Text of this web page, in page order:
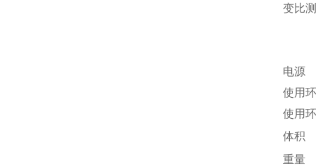
变比
电源
使用
使用
体积
重量